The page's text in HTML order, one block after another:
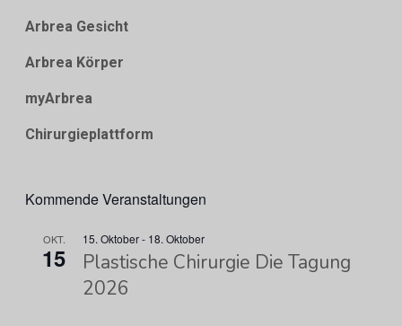
Arbrea Gesicht
Arbrea Körper
myArbrea
Chirurgieplattform
Kommende Veranstaltungen
OKT.
15
15. Oktober- 18. Oktober
Plastische Chirurgie Die Tagung
2026